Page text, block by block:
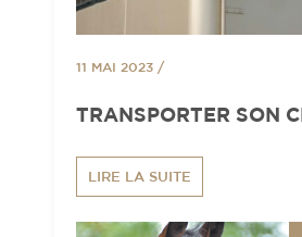
11 MAI 2023 /
TRANSPORTER SON
LIRE LA SUITE